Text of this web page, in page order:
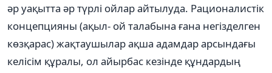
әр уақытта әр түрлі ойлар айтылуда. Рационалистік
концепцияны (ақыл- ой талабына ғана негізделген
көзқарас) жақтаушылар ақша адамдар арсындағы
келісім құралы, ол айырбас кезінде құндардың